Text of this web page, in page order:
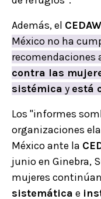
Además, el CEDAW
México no ha
recomendaciones
contra las
sistémica y está
Los "informes
organizaciones
México ante la
junio en Ginebra,
mujeres
sistemática e